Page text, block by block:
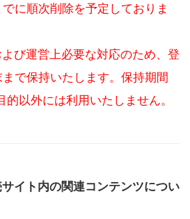
に順次削除を予定しておりま
び運営上必要な対応のため、登
で保持いたします。保持期間
以外には利用いたしません。
イト内の関連コンテンツについ